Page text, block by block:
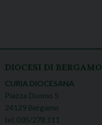
DIOCESI DI BERGAMO
CURIA DIOCESANA
Piazza Duomo 5
24129 Bergamo
tel. 035/278.111